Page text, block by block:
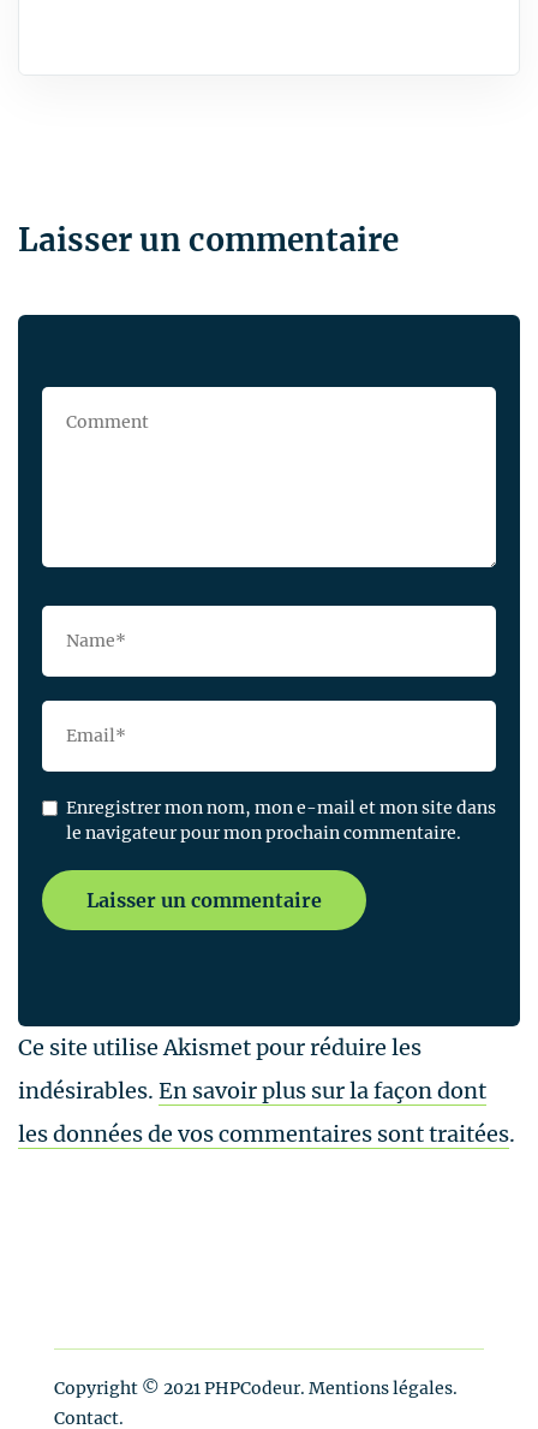
Laisser un commentaire
Enregistrer mon nom, mon e-mail et mon site dans
le navigateur pour mon prochain commentaire.
Ce site utilise Akismet pour réduire les
indésirables. En savoir plus sur la façon dont
les données de vos commentaires sont traitées.
Copyright © 2021PHPCodeur. Mentions légales.
Contact.